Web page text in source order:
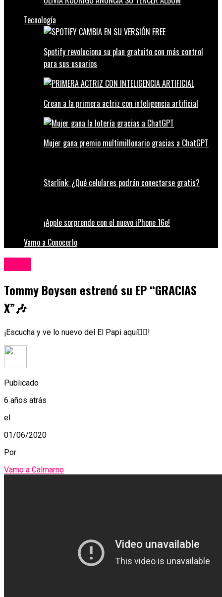
Tecnología
Spotify revoluciona su plan gratuito con más control
para sus usuarios
Crean a la primera actriz con inteligencia artificial
Mujer gana premio multimillonario gracias a ChatGPT
Starlink: ¿Qué celulares podrán conectarse gratis?
¡Apple sorprende con el nuevo iPhone 16e!
Vamo a Conocerlo
Tommy Boysen estrenó su EP “GRACIAS
X”🎶
¡Escucha y ve lo nuevo del El Papi aquí👇🏼!
Publicado
6 años atrás
el
01/06/2020
Por
Vamo a Calmarno